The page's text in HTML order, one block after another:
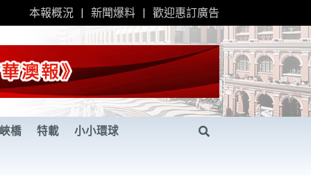
本報概況 新聞爆料 歡迎惠訂廣告
橋 特載 小小環球